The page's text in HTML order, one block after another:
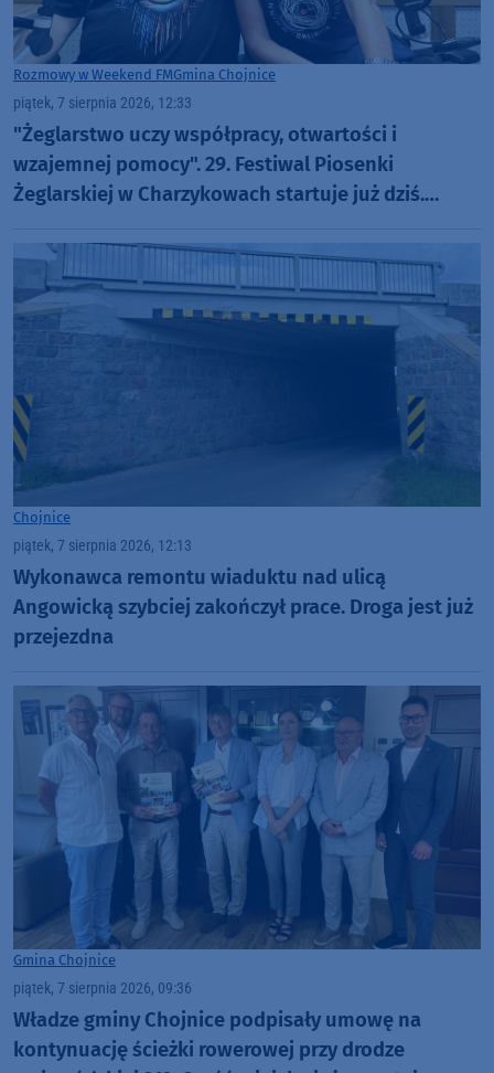
Rozmowy w Weekend FMGmina Chojnice
piątek, 7 sierpnia 2026, 12:33
"Żeglarstwo uczy współpracy, otwartości i
wzajemnej pomocy". 29. Festiwal Piosenki
Żeglarskiej w Charzykowach startuje już dziś.
Chojnice
piątek, 7 sierpnia 2026, 12:13
Wykonawca remontu wiaduktu nad ulicą
Angowicką szybciej zakończył prace. Droga jest już
przejezdna
Gmina Chojnice
piątek, 7 sierpnia 2026, 09:36
Władze gminy Chojnice podpisały umowę na
kontynuację ścieżki rowerowej przy drodze